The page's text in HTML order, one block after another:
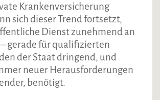
Krankenversicherung
sich dieser Trend fortsetzt,
Dienst zunehmend an
gerade für qualifizierten
der Staat dringend, und
neuer Herausforderungen
benötigt.